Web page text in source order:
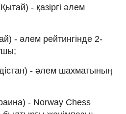
- қазіргі әлем
- әлем рейтингінде 2-
- әлем шахматының
- Norway Chess